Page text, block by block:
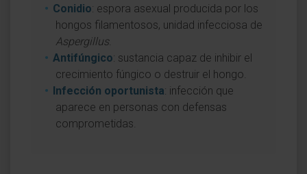
Conidio: espora asexual producida por los
hongos filamentosos, unidad infecciosa de
Aspergillus.
Antifúngico: sustancia capaz de inhibir el
crecimiento fúngico o destruir el hongo.
Infección oportunista: infección que
aparece en personas con defensas
comprometidas.